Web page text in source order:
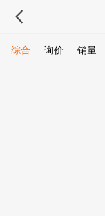
综合 询价 销量